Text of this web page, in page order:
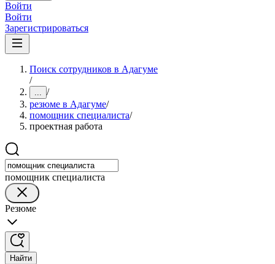
Войти
Войти
Зарегистрироваться
Поиск сотрудников в Адагуме
/
... /
резюме в Адагуме/
помощник специалиста/
проектная работа
помощник специалиста
Резюме
Найти